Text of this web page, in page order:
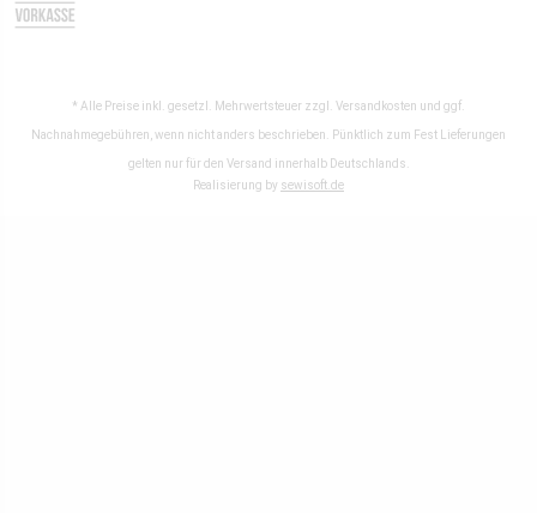
* Alle Preise inkl. gesetzl. Mehrwertsteuer zzgl. Versandkosten und ggf.
Nachnahmegebühren, wenn nicht anders beschrieben. Pünktlich zum Fest Lieferungen
gelten nur für den Versand innerhalb Deutschlands.
Realisierung by sewisoft.de